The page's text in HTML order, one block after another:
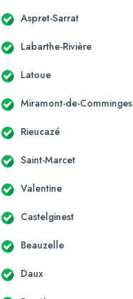
Aspret-Sarrat
Labarthe-Rivière
Latoue
Miramont-de-Comminges
Rieucazé
Saint-Marcet
Valentine
Castelginest
Beauzelle
Daux